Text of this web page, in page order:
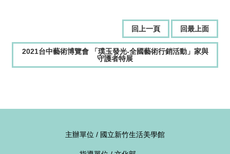
回上一頁 回最上面
2021台中藝術博覽會 「璞玉發光-全國藝術行銷活動」家與
守護者特展
主辦單位 / 國立新竹生活美學館